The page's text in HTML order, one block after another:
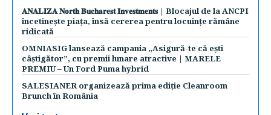
𝐀𝐍𝐀𝐋𝐈𝐙𝐀 𝐍𝐨𝐫𝐭𝐡 𝐁𝐮𝐜𝐡𝐚𝐫𝐞𝐬𝐭 𝐈𝐧𝐯𝐞𝐬𝐭𝐦𝐞𝐧𝐭𝐬 | Blocajul de la ANCPI
încetinește piața, însă cererea pentru locuințe rămâne
ridicată
OMNIASIG lansează campania „Asigură-te că ești
câștigător”, cu premii lunare atractive | MARELE
PREMIU – Un Ford Puma hybrid
SALESIANER organizează prima ediție Cleanroom
Brunch în România